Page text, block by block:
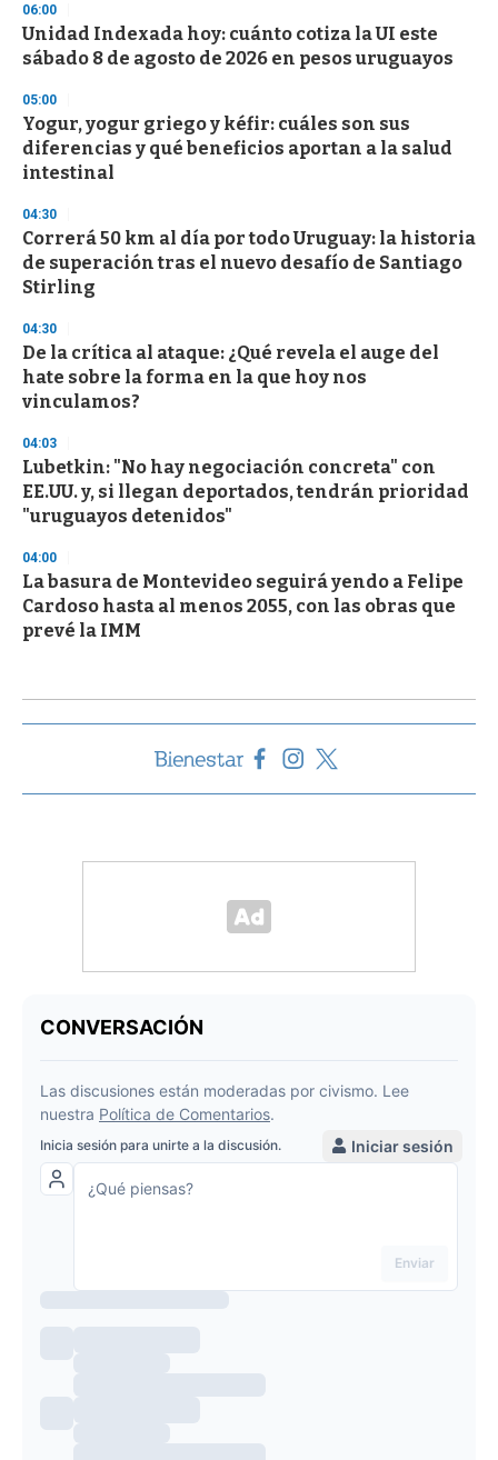
06:00
Unidad Indexada hoy: cuánto cotiza la UI este
sábado 8 de agosto de 2026 en pesos uruguayos
05:00
Yogur, yogur griego y kéfir: cuáles son sus
diferencias y qué beneficios aportan a la salud
intestinal
04:30
Correrá 50 km al día por todo Uruguay: la historia
de superación tras el nuevo desafío de Santiago
Stirling
04:30
De la crítica al ataque: ¿Qué revela el auge del
hate sobre la forma en la que hoy nos
vinculamos?
04:03
Lubetkin: "No hay negociación concreta" con
EE.UU. y, si llegan deportados, tendrán prioridad
"uruguayos detenidos"
04:00
La basura de Montevideo seguirá yendo a Felipe
Cardoso hasta al menos 2055, con las obras que
prevé la IMM